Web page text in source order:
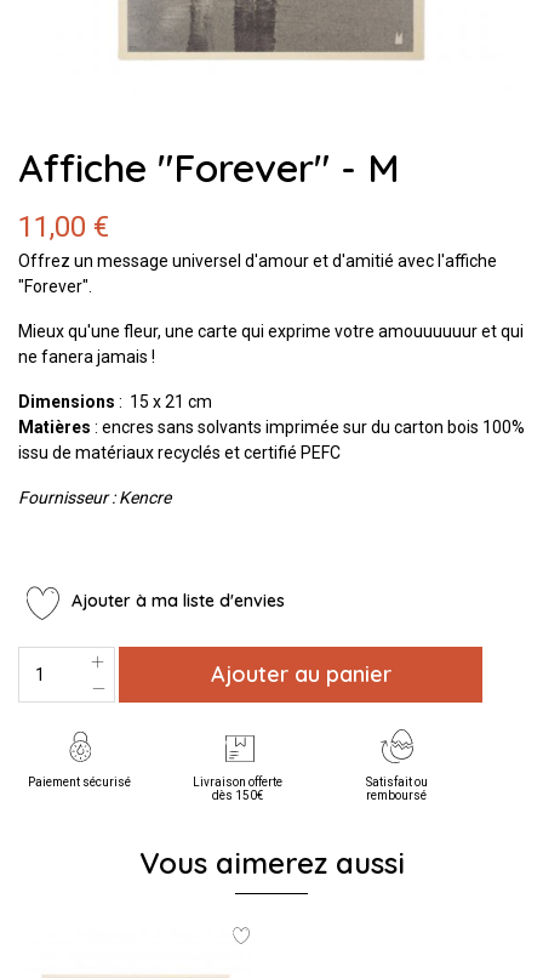
Affiche "Forever" - M
11,00 €
Offrez un message universel d'amour et d'amitié avec l'affiche
"Forever".
Mieux qu'une fleur, une carte qui exprime votre amouuuuuur et qui
ne fanera jamais !
Dimensions : 15 x 21 cm
Matières : encres sans solvants imprimée sur du carton bois 100%
issu de matériaux recyclés et certifié PEFC
Fournisseur : Kencre
Ajouter à ma liste d'envies
Ajouter au panier
Paiement sécurisé
Livraison offerte
dès 150€
Satisfait ou
remboursé
Vous aimerez aussi